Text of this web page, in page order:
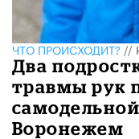
ЧТО ПРОИСХОДИТ?//
Два
травмы рук
Воронежем